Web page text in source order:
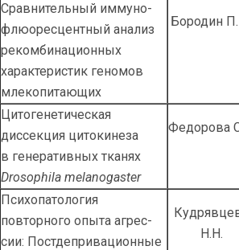
Сравнительный иммуно-
флюоресцентный анализ
рекомбинационных
характеристик геномов
млекопитающих
Бородин
Цитогенетическая
диссекция цитокинеза
в генеративных тканях
Drosophila melanogaster
Федорова
Психопатология
повторного опыта агрес­
сии: Постдепривационные
Н.Н.